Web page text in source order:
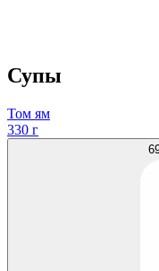
Супы
Том ям
330 г